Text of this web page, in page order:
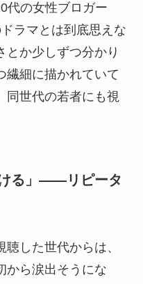
代の女性ブロガー
ラマとは到底思えな
とか少しずつ分かり
繊細に描かれていて
同世代の若者にも視
ける」——リピータ
した世代からは、
から涙出そうにな